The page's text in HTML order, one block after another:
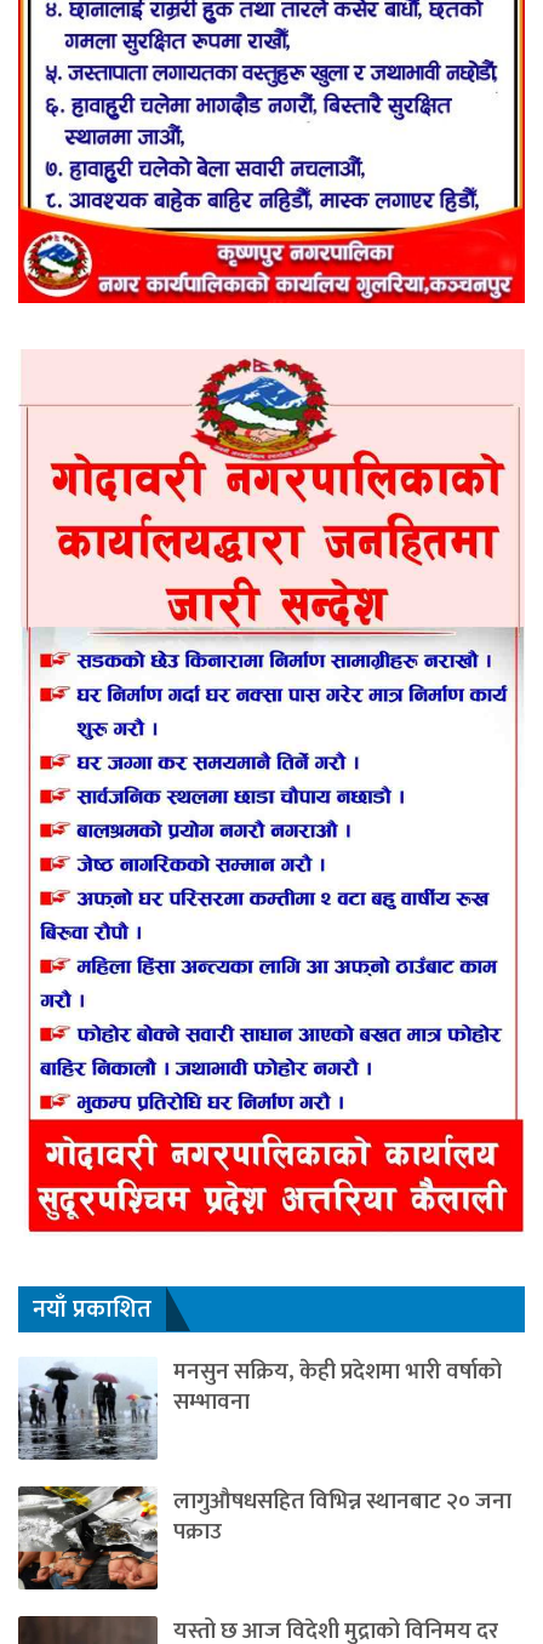
नयाँ प्रकाशित
मनसुन सक्रिय, केही प्रदेशमा भारी वर्षाको
सम्भावना
लागुऔषधसहित विभिन्न स्थानबाट २० जना
पक्राउ
यस्तो छ आज विदेशी मुद्राको विनिमय दर